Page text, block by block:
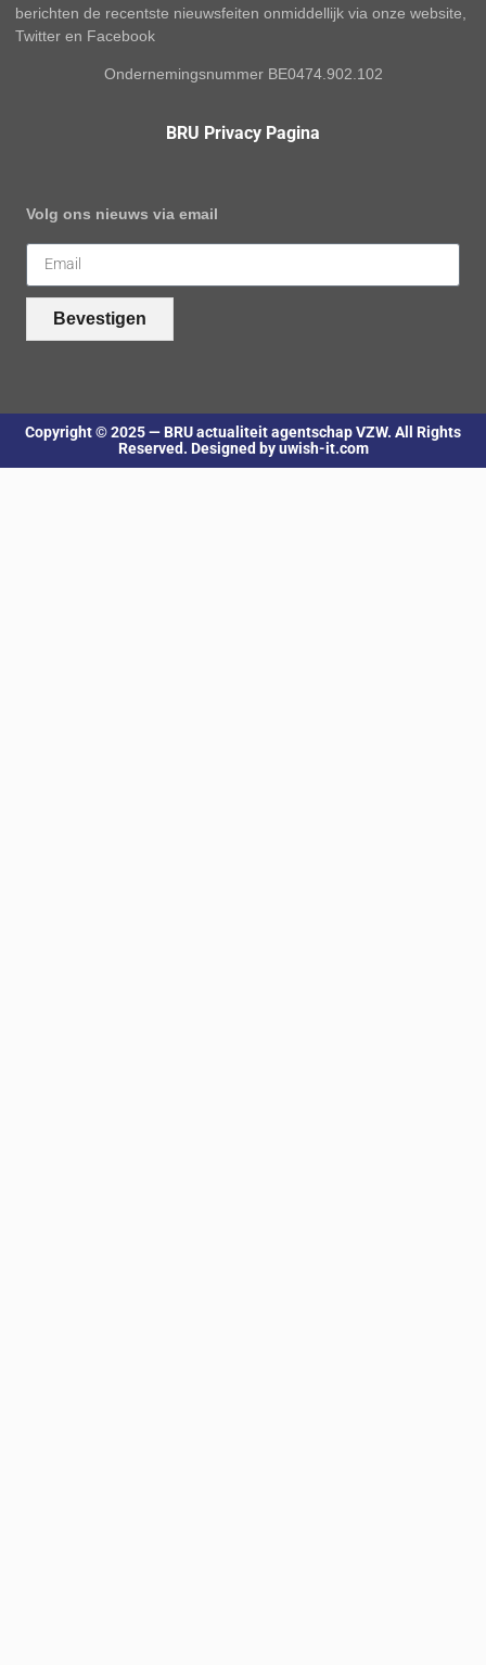
berichten de recentste nieuwsfeiten onmiddellijk via onze website,
Twitter en Facebook
Ondernemingsnummer BE0474.902.102
BRU Privacy Pagina
Volg ons nieuws via email
Bevestigen
Copyright © 2025 — BRU actualiteit agentschap VZW. All Rights
Reserved. Designed by uwish-it.com